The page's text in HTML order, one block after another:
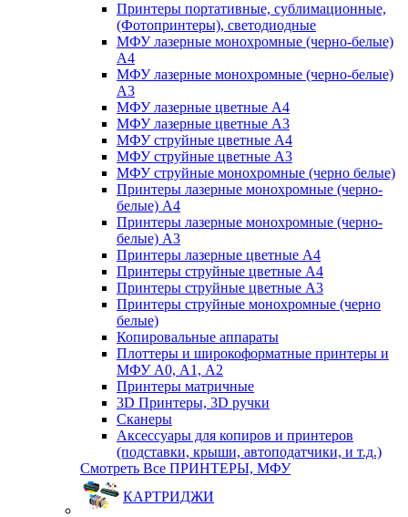
Принтеры портативные, сублимационные,
(Фотопринтеры), светодиодные
МФУ лазерные монохромные (черно-белые)
A4
МФУ лазерные монохромные (черно-белые)
A3
МФУ лазерные цветные A4
МФУ лазерные цветные A3
МФУ струйные цветные A4
МФУ струйные цветные A3
МФУ струйные монохромные (черно белые)
Принтеры лазерные монохромные (черно-
белые) A4
Принтеры лазерные монохромные (черно-
белые) A3
Принтеры лазерные цветные A4
Принтеры струйные цветные A4
Принтеры струйные цветные A3
Принтеры струйные монохромные (черно
белые)
Копировальные аппараты
Плоттеры и широкоформатные принтеры и
МФУ А0, А1, А2
Принтеры матричные
3D Принтеры, 3D ручки
Сканеры
Аксессуары для копиров и принтеров
(подставки, крыши, автоподатчики, и т.д.)
Смотреть Все ПРИНТЕРЫ, МФУ
КАРТРИДЖИ